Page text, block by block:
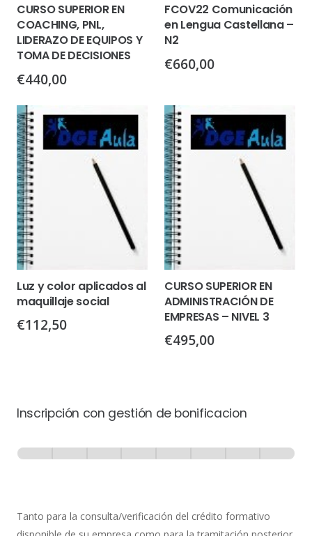
CURSO SUPERIOR EN
COACHING, PNL,
LIDERAZO DE EQUIPOS Y
TOMA DE DECISIONES
€440,00
FCOV22 Comunicación
en Lengua Castellana –
N2
€660,00
Luz y color aplicados al
maquillaje social
€112,50
CURSO SUPERIOR EN
ADMINISTRACIÓN DE
EMPRESAS – NIVEL 3
€495,00
Inscripción con gestión de bonificacion
-
de
Bonificación
Tanto para la consulta/verificación del crédito formativo